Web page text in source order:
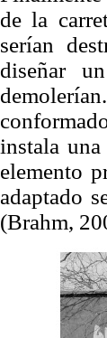
de la
serían
diseñar
instala
elemento
adaptado
(Brahm,